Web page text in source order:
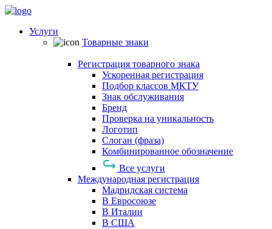
Услуги
Товарные знаки
Регистрация товарного знака
Ускоренная регистрация
Подбор классов МКТУ
Знак обслуживания
Бренд
Проверка на уникальность
Логотип
Слоган (фраза)
Комбинированное обозначение
Все услуги
Международная регистрация
Мадридская система
В Евросоюзе
В Италии
В США